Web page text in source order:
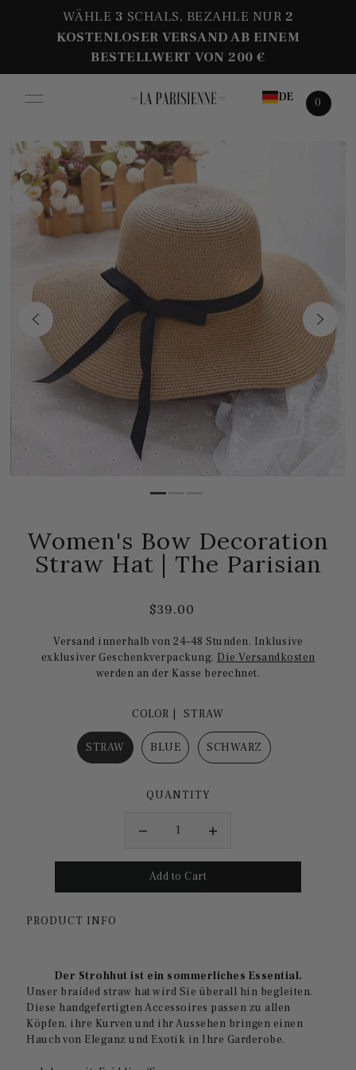
WÄHLE 3 SCHALS, BEZAHLE NUR 2
KOSTENLOSER VERSAND AB EINEM
BESTELLWERT VON 200 €
DE 0
Women's Bow Decoration
Straw Hat | The Parisian
$39.00
Versand innerhalb von 24–48 Stunden. Inklusive
exklusiver Geschenkverpackung. Die Versandkosten
werden an der Kasse berechnet.
COLOR | STRAW
STRAW BLUE SCHWARZ
QUANTITY
PRODUCT INFO
Der Strohhut ist ein sommerliches Essential.
Unser braided straw hat wird Sie überall hin begleiten.
Diese handgefertigten Accessoires passen zu allen
Köpfen, ihre Kurven und ihr Aussehen bringen einen
Hauch von Eleganz und Exotik in Ihre Garderobe.